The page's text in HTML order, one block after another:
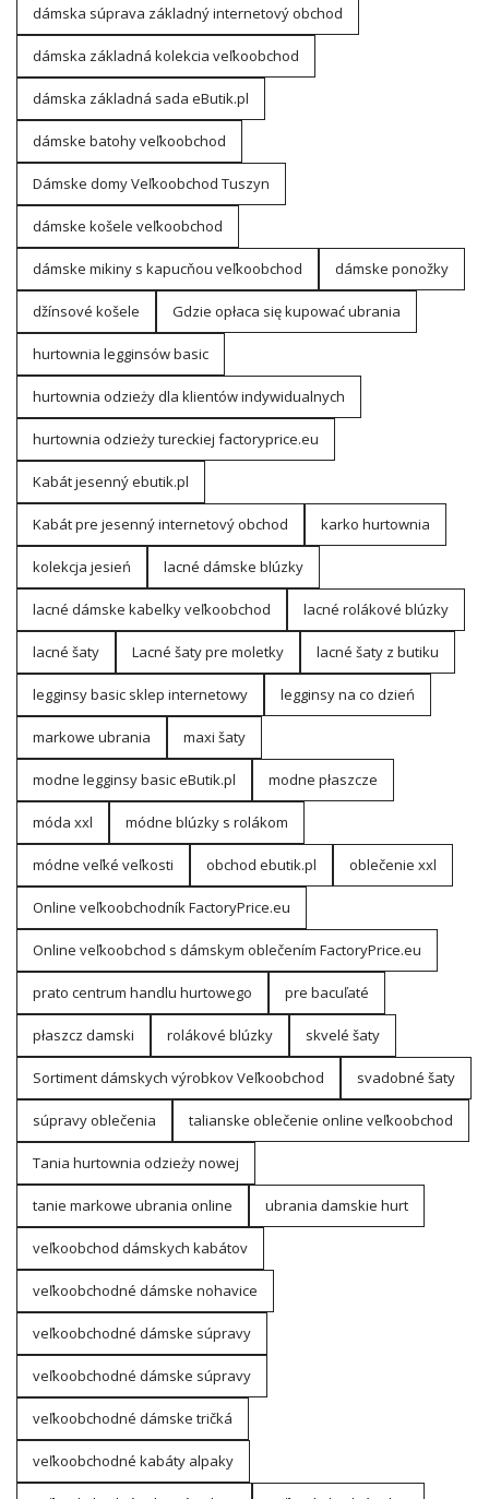
dámska súprava základný internetový obchod
dámska základná kolekcia veľkoobchod
dámska základná sada eButik.pl
dámske batohy veľkoobchod
Dámske domy Veľkoobchod Tuszyn
dámske košele veľkoobchod
dámske mikiny s kapucňou veľkoobchod dámske ponožky
džínsové košele Gdzie opłaca się kupować ubrania
hurtownia legginsów basic
hurtownia odzieży dla klientów indywidualnych
hurtownia odzieży tureckiej factoryprice.eu
Kabát jesenný ebutik.pl
Kabát pre jesenný internetový obchod karko hurtownia
kolekcja jesień lacné dámske blúzky
lacné dámske kabelky veľkoobchod lacné rolákové blúzky
lacné šaty Lacné šaty pre moletky lacné šaty z butiku
legginsy basic sklep internetowy legginsy na co dzień
markowe ubrania maxi šaty
modne legginsy basic eButik.pl modne płaszcze
móda xxl módne blúzky s rolákom
módne veľké veľkosti obchod ebutik.pl oblečenie xxl
Online veľkoobchodník FactoryPrice.eu
Online veľkoobchod s dámskym oblečením FactoryPrice.eu
prato centrum handlu hurtowego pre bacuľaté
płaszcz damski rolákové blúzky skvelé šaty
Sortiment dámskych výrobkov Veľkoobchod svadobné šaty
súpravy oblečenia talianske oblečenie online veľkoobchod
Tania hurtownia odzieży nowej
tanie markowe ubrania online ubrania damskie hurt
veľkoobchod dámskych kabátov
veľkoobchodné dámske nohavice
veľkoobchodné dámske súpravy
veľkoobchodné dámske súpravy
veľkoobchodné dámske tričká
veľkoobchodné kabáty alpaky